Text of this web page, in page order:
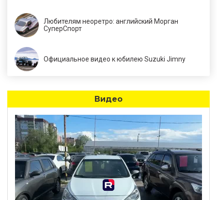
Любителям неоретро: английский Морган
СуперСпорт
Официальное видео к юбилею Suzuki Jimny
Видео